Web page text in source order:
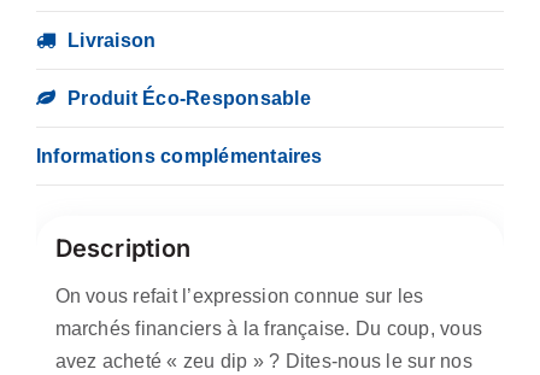
Livraison
Produit Éco-Responsable
Informations complémentaires
Description
On vous refait l’expression connue sur les
marchés financiers à la française. Du coup, vous
avez acheté « zeu dip » ? Dites-nous le sur nos